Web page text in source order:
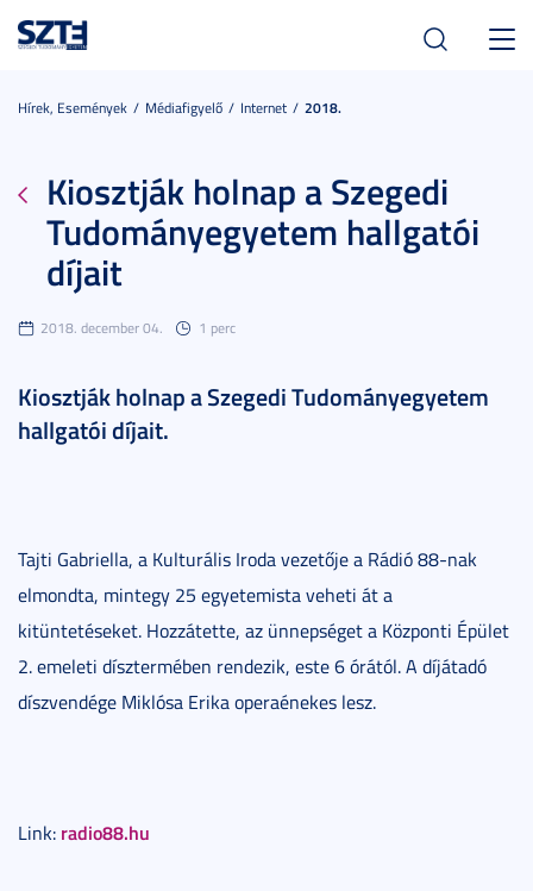
Hírek, Események Médiafigyelő Internet 2018.
Kiosztják holnap a Szegedi
Tudományegyetem hallgatói
díjait
2018. december 04. 1 perc
Kiosztják holnap a Szegedi Tudományegyetem
hallgatói díjait.
Tajti Gabriella, a Kulturális Iroda vezetője a Rádió 88-nak
elmondta, mintegy 25 egyetemista veheti át a
kitüntetéseket. Hozzátette, az ünnepséget a Központi Épület
2. emeleti dísztermében rendezik, este 6 órától. A díjátadó
díszvendége Miklósa Erika operaénekes lesz.
Link: radio88.hu